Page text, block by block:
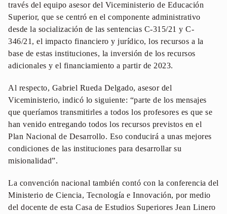
través del equipo asesor del Viceministerio de Educación
Superior, que se centró en el componente administrativo
desde la socialización de las sentencias C-315/21 y C-
346/21, el impacto financiero y jurídico, los recursos a la
base de estas instituciones, la inversión de los recursos
adicionales y el financiamiento a partir de 2023.
Al respecto, Gabriel Rueda Delgado, asesor del
Viceministerio, indicó lo siguiente: “parte de los mensajes
que queríamos transmitirles a todos los profesores es que se
han venido entregando todos los recursos previstos en el
Plan Nacional de Desarrollo. Eso conducirá a unas mejores
condiciones de las instituciones para desarrollar su
misionalidad”.
La convención nacional también contó con la conferencia del
Ministerio de Ciencia, Tecnología e Innovación, por medio
del docente de esta Casa de Estudios Superiores Jean Linero